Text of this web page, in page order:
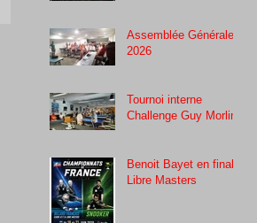
Assemblée Générale
2026
Tournoi interne
Challenge Guy Morlin
Benoit Bayet en finale
Libre Masters